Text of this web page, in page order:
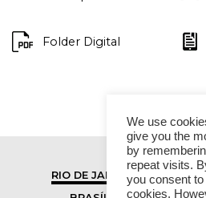
Folder Digital
RIO DE JANEIRO
We use
give you the
by
repeat visits.
you consent to
cookies.